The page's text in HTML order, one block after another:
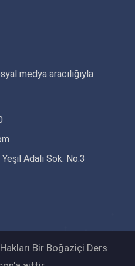
medya aracılığıyla
Adalı Sok. No:3
Bir Boğaziçi Ders